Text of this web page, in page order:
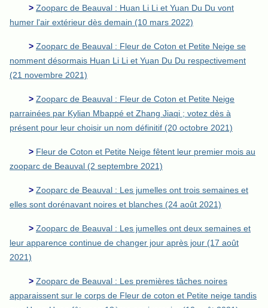
> Zooparc de Beauval : Huan Li Li et Yuan Du Du vont
humer l'air extérieur dès demain (10 mars 2022)
> Zooparc de Beauval : Fleur de Coton et Petite Neige se
nomment désormais Huan Li Li et Yuan Du Du respectivement
(21 novembre 2021)
> Zooparc de Beauval : Fleur de Coton et Petite Neige
parrainées par Kylian Mbappé et Zhang Jiaqi ; votez dès à
présent pour leur choisir un nom définitif (20 octobre 2021)
> Fleur de Coton et Petite Neige fêtent leur premier mois au
zooparc de Beauval (2 septembre 2021)
> Zooparc de Beauval : Les jumelles ont trois semaines et
elles sont dorénavant noires et blanches (24 août 2021)
> Zooparc de Beauval : Les jumelles ont deux semaines et
leur apparence continue de changer jour après jour (17 août
2021)
> Zooparc de Beauval : Les premières tâches noires
apparaissent sur le corps de Fleur de coton et Petite neige tandis